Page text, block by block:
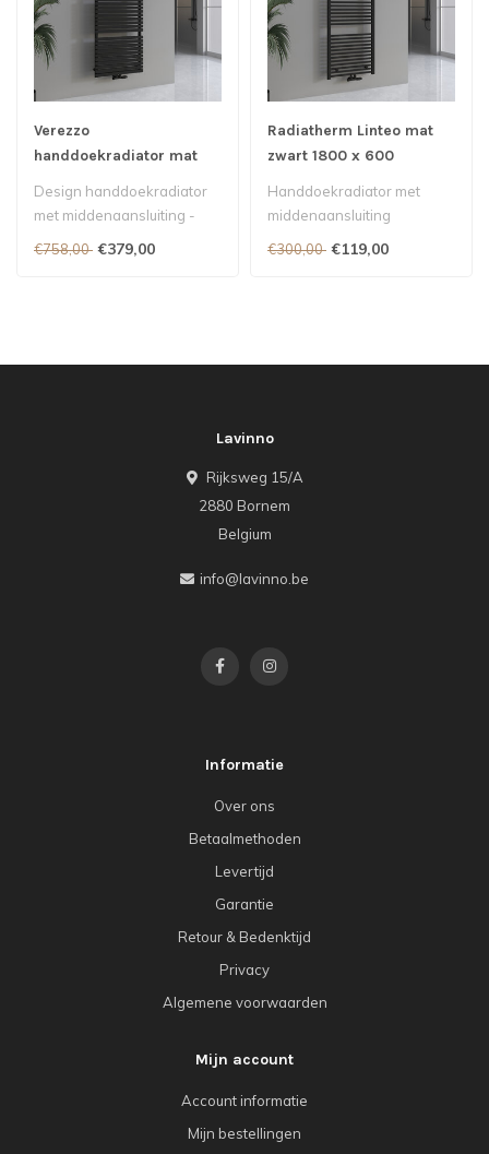
Verezzo
handdoekradiator mat
Design handdoekradiator
met middenaansluiting -
€758,00 €379,00
Radiatherm Linteo mat
zwart 1800 x 600
Handdoekradiator met
middenaansluiting
€300,00 €119,00
Lavinno
Rijksweg 15/A
2880 Bornem
Belgium
info@lavinno.be
Informatie
Over ons
Betaalmethoden
Levertijd
Garantie
Retour & Bedenktijd
Privacy
Algemene voorwaarden
Mijn account
Account informatie
Mijn bestellingen